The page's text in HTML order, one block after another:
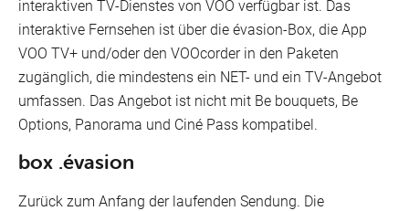
interaktiven TV-Dienstes von VOO verfügbar ist. Das
interaktive Fernsehen ist über die évasion-Box, die App
VOO TV+ und/oder den VOOcorder in den Paketen
zugänglich, die mindestens ein NET- und ein TV-Angebot
umfassen. Das Angebot ist nicht mit Be bouquets, Be
Options, Panorama und Ciné Pass kompatibel.
box .évasion
Zurück zum Anfang der laufenden Sendung. Die